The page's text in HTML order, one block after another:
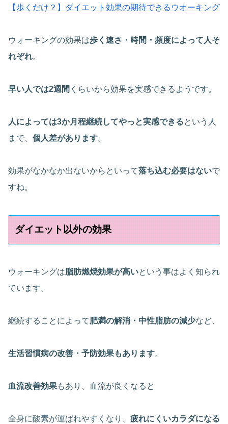
【歩くだけ？】ダイエット効果の期待できるウオーキング
ウォーキングの効果は歩く速さ・時間・頻度によって人そ
れぞれ。
早い人では2週間 くらいから効果を実感できるようです。
人によっては3か月程継続してやっと実感できるという人
まで、 個人差があります。
効果がなかなか出ないからといって落ち込む必要はないで
すね。
ダイエット以外の効果
ウォーキングは脂肪燃焼効果が高いという事はよく知られ
ています。
継続することによって肥満の解消・中性脂肪の減少など、
生活習慣病の改善・予防効果もあります。
血流改善効果もあり、血流が良くなると
全身に酸素が運ばれやすくなり、 疲れにくいカラダになる